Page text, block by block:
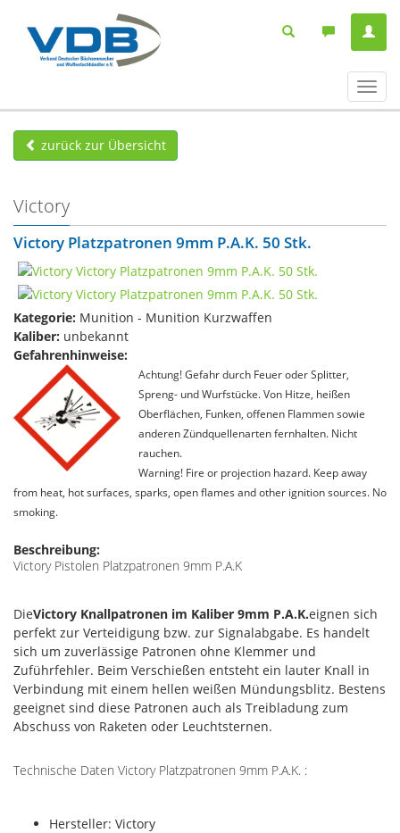
ein-/
zurück zur Übersicht
Victory
Victory Platzpatronen 9mm P.A.K. 50 Stk.
Kategorie: Munition - Munition Kurzwaffen
Kaliber: unbekannt
Gefahrenhinweise:
Achtung! Gefahr durch Feuer oder Splitter,
Spreng- und Wurfstücke. Von Hitze, heißen
Oberflächen, Funken, offenen Flammen sowie
anderen Zündquellenarten fernhalten. Nicht
rauchen.
Warning! Fire or projection hazard. Keep away
from heat, hot surfaces, sparks, open flames and other ignition sources. No
smoking.
Beschreibung:
Victory Pistolen Platzpatronen 9mm P.A.K
DieVictory Knallpatronen im Kaliber 9mm P.A.K.eignen sich
perfekt zur Verteidigung bzw. zur Signalabgabe. Es handelt
sich um zuverlässige Patronen ohne Klemmer und
Zuführfehler. Beim Verschießen entsteht ein lauter Knall in
Verbindung mit einem hellen weißen Mündungsblitz. Bestens
geeignet sind diese Patronen auch als Treibladung zum
Abschuss von Raketen oder Leuchtsternen.
Technische Daten Victory Platzpatronen 9mm P.A.K. :
Hersteller: Victory